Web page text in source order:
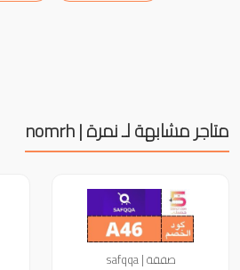
متاجر مشابهة لـ نمرة | nomrh
صفقة | safqqa